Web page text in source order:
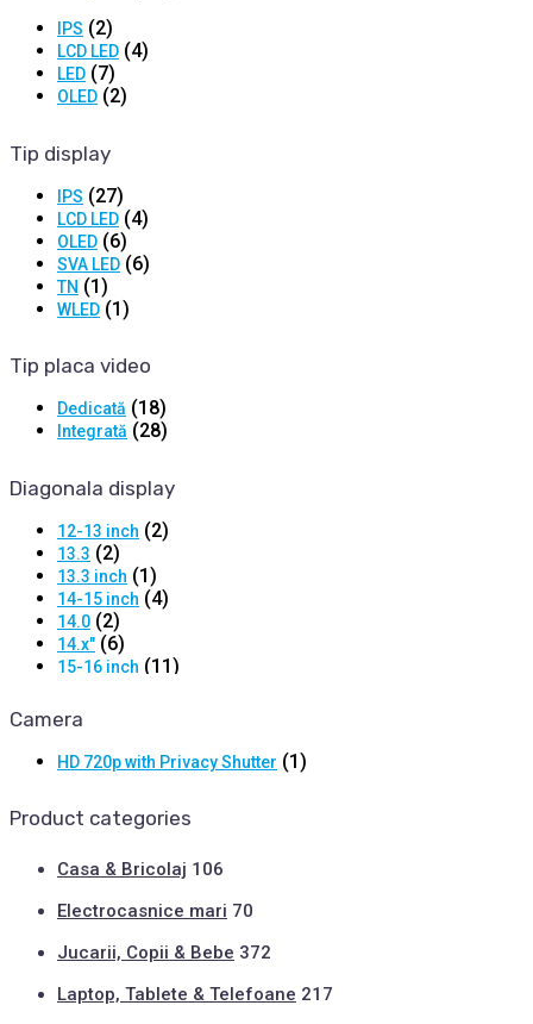
IPS (2)
LCD LED (4)
LED (7)
OLED (2)
Tip display
IPS (27)
LCD LED (4)
OLED (6)
SVA LED (6)
TN (1)
WLED (1)
Tip placa video
Dedicată (18)
Integrată (28)
Diagonala display
12-13 inch (2)
13.3 (2)
13.3 inch (1)
14-15 inch (4)
14.0 (2)
14.x" (6)
15-16 inch (11)
16-17 inch
16.x" (5)
(1)
Camera
HD 720p with Privacy Shutter (1)
Product categories
Casa & Bricolaj 106
Electrocasnice mari 70
Jucarii, Copii & Bebe 372
Laptop, Tablete & Telefoane 217